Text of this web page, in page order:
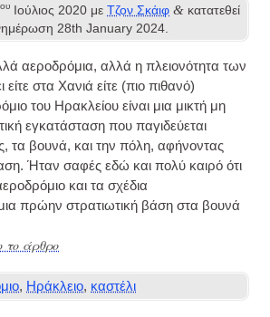
ου Ιούλιος 2020 μεΤζον Σκάιφ & κατατεθεί
28th January 2024
αεροδρόμια, αλλά η πλειονότητα των
στα Χανιά είτε (πιο πιθανό)
του Ηρακλείου είναι μια μικτή μη
εγκατάσταση που παγιδεύεται
τα βουνά, και την πόλη, αφήνοντας
Ήταν σαφές εδώ και πολύ καιρό ότι
και τα σχέδια
πρώην στρατιωτική βάση στα βουνά
το άρθρο
, Ηράκλειο, καστέλι